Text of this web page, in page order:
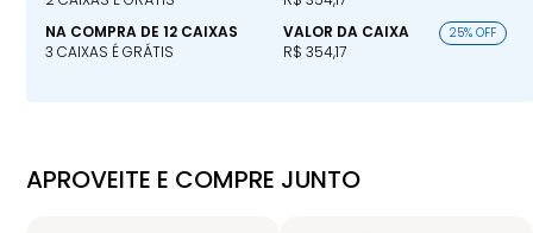
NA COMPRA DE 12 CAIXAS
3 CAIXAS É GRÁTIS
VALOR DA CAIXA
R$ 354,17
25% OFF
APROVEITE E COMPRE JUNTO